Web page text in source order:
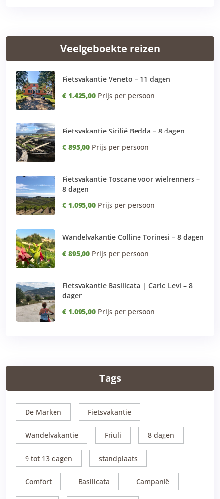
Veelgeboekte reizen
Fietsvakantie Veneto – 11 dagen
€ 1.425,00 Prijs per persoon
Fietsvakantie Sicilië Bedda – 8 dagen
€ 895,00 Prijs per persoon
Fietsvakantie Toscane voor wielrenners –
8 dagen
€ 1.095,00 Prijs per persoon
Wandelvakantie Colline Torinesi – 8 dagen
€ 895,00 Prijs per persoon
Fietsvakantie Basilicata | Carlo Levi – 8
dagen
€ 1.095,00 Prijs per persoon
Tags
De Marken Fietsvakantie
Wandelvakantie Friuli 8 dagen
9 tot 13 dagen standplaats
Comfort Basilicata Campanië